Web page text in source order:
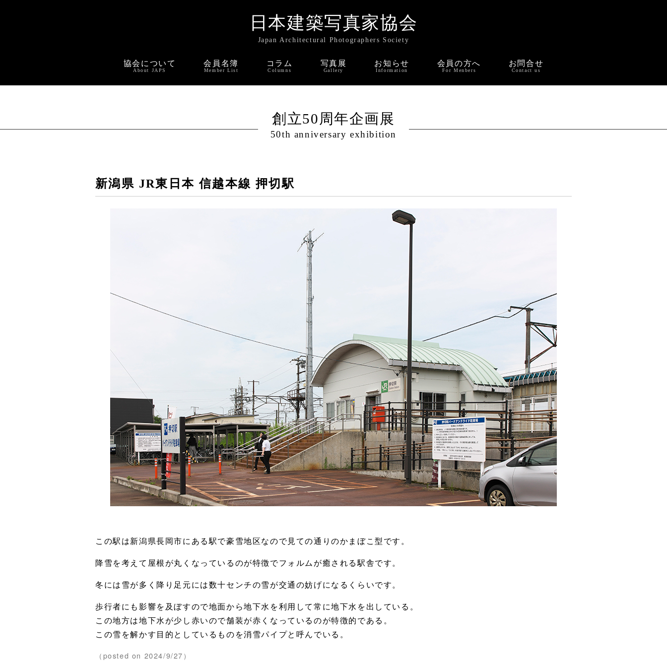
日本建築写真家協会
Japan Architectural Photographers Society
協会について
About JAPS
会員名簿
Member List
コラム
Columns
写真展
Gallery
お知らせ
Information
会員の方へ
For Menbers
お問合せ
Contact us
創立50周年企画展
50th anniversary exhibition
新潟県 JR東日本 信越本線 押切駅
この駅は新潟県長岡市にある駅で豪雪地区なので見ての通りのかまぼこ型です。
降雪を考えて屋根が丸くなっているのが特徴でフォルムが癒される駅舎です。
冬には雪が多く降り足元には数十センチの雪が交通の妨げになるくらいです。
歩行者にも影響を及ぼすので地面から地下水を利用して常に地下水を出している。
この地方は地下水が少し赤いので舗装が赤くなっているのが特徴的である。
この雪を解かす目的としているものを消雪パイプと呼んでいる。
（posted on 2024/9/27）